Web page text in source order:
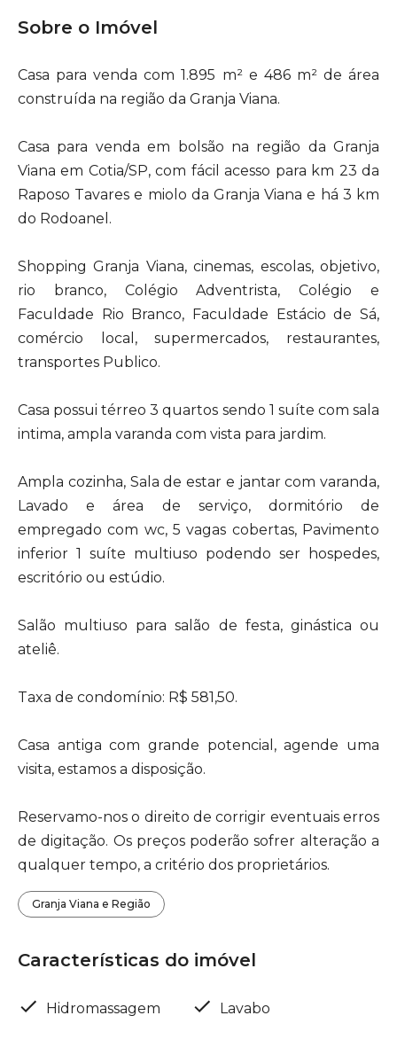
Sobre o Imóvel
Casa para venda com 1.895 m² e 486 m² de área
construída na região da Granja Viana.
Casa para venda em bolsão na região da Granja
Viana em Cotia/SP, com fácil acesso para km 23 da
Raposo Tavares e miolo da Granja Viana e há 3 km
do Rodoanel.
Shopping Granja Viana, cinemas, escolas, objetivo,
rio branco, Colégio Adventrista, Colégio e
Faculdade Rio Branco, Faculdade Estácio de Sá,
comércio local, supermercados, restaurantes,
transportes Publico.
Casa possui térreo 3 quartos sendo 1 suíte com sala
intima, ampla varanda com vista para jardim.
Ampla cozinha, Sala de estar e jantar com varanda,
Lavado e área de serviço, dormitório de
empregado com wc, 5 vagas cobertas, Pavimento
inferior 1 suíte multiuso podendo ser hospedes,
escritório ou estúdio.
Salão multiuso para salão de festa, ginástica ou
ateliê.
Taxa de condomínio: R$ 581,50.
Casa antiga com grande potencial, agende uma
visita, estamos a disposição.
Reservamo-nos o direito de corrigir eventuais erros
de digitação. Os preços poderão sofrer alteração a
qualquer tempo, a critério dos proprietários.
Granja Viana e Região
Características do imóvel
Hidromassagem Lavabo